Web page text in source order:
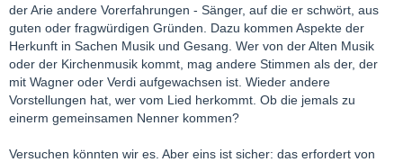
der Arie andere Vorerfahrungen - Sänger, auf die er schwört, aus
guten oder fragwürdigen Gründen. Dazu kommen Aspekte der
Herkunft in Sachen Musik und Gesang. Wer von der Alten Musik
oder der Kirchenmusik kommt, mag andere Stimmen als der, der
mit Wagner oder Verdi aufgewachsen ist. Wieder andere
Vorstellungen hat, wer vom Lied herkommt. Ob die jemals zu
einerm gemeinsamen Nenner kommen?
Versuchen könnten wir es. Aber eins ist sicher: das erfordert von